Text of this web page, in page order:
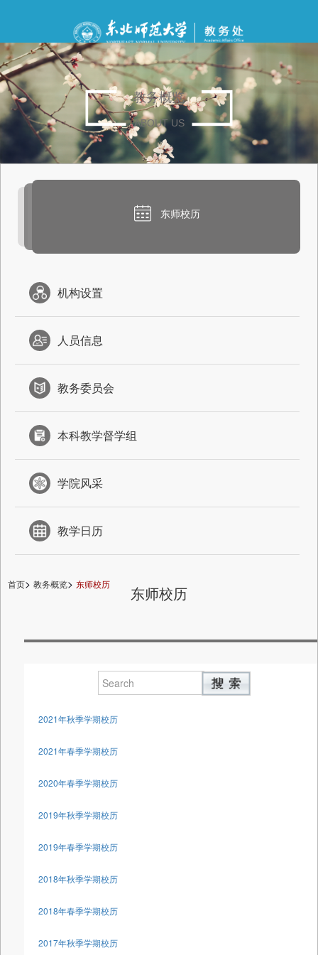
教务概览
ABOUT US
东师校历
机构设置
人员信息
教务委员会
本科教学督学组
学院风采
教学日历
东师校历
首页> 教务概览> 东师校历
2021年秋季学期校历
2021年春季学期校历
2020年春季学期校历
2019年秋季学期校历
2019年春季学期校历
2018年秋季学期校历
2018年春季学期校历
2017年秋季学期校历